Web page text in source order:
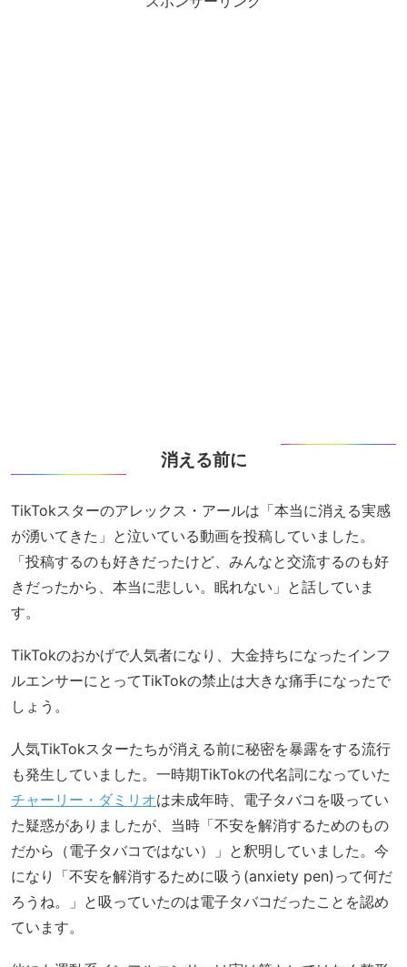
消える前に
TikTokスターのアレックス・アールは「本当に消える実感
が湧いてきた」と泣いている動画を投稿していました。
「投稿するのも好きだったけど、みんなと交流するのも好
きだったから、本当に悲しい。眠れない」と話していま
す。
TikTokのおかげで人気者になり、大金持ちになったインフ
ルエンサーにとってTikTokの禁止は大きな痛手になったで
しょう。
人気TikTokスターたちが消える前に秘密を暴露をする流行
も発生していました。一時期TikTokの代名詞になっていた
チャーリー・ダミリオは未成年時、電子タバコを吸ってい
た疑惑がありましたが、当時「不安を解消するためのもの
だから（電子タバコではない）」と釈明していました。今
になり「不安を解消するために吸う(anxiety pen)って何だ
ろうね。」と吸っていたのは電子タバコだったことを認め
ています。